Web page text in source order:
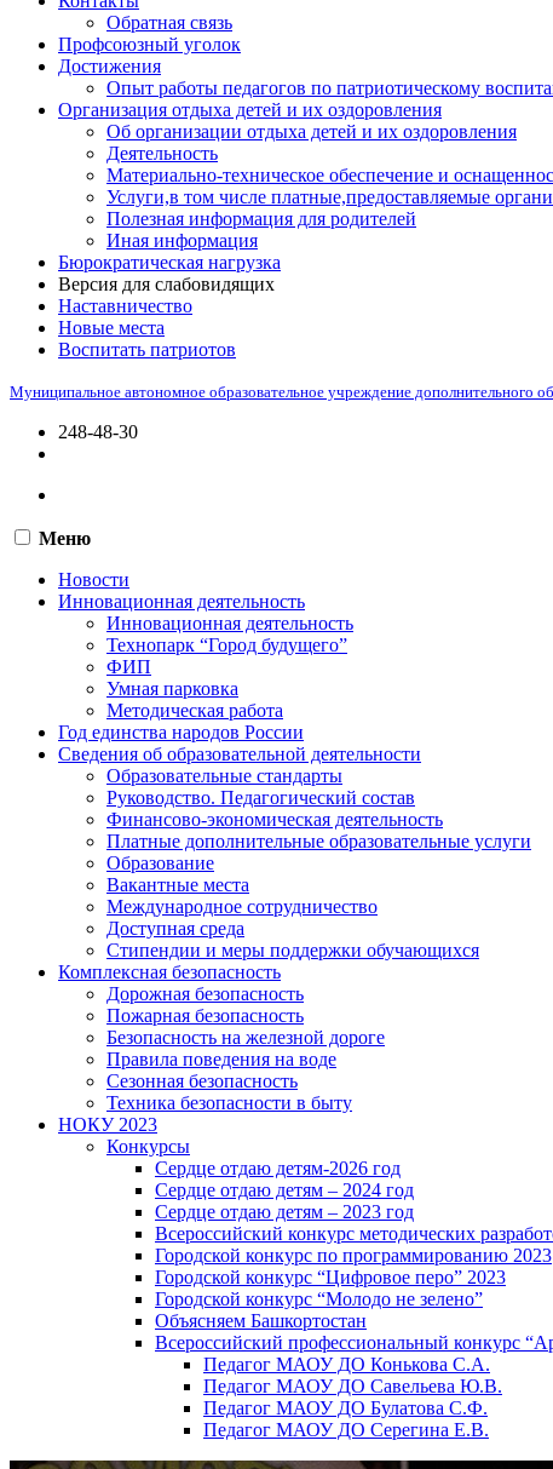
Обратная связь
Профсоюзный уголок
Достижения
Опыт работы педагогов по патриотическому
Организация отдыха детей и их оздоровления
Об организации отдыха детей и их оздоровления
Деятельность
Материально-техническое обеспечение и
Услуги,в том числе платные,предоставляемые
Полезная информация для родителей
Иная информация
Бюрократическая нагрузка
Версия для слабовидящих
Наставничество
Новые места
Воспитать патриотов
Муниципальное автономное образовательное учреждение дополнительного
248-48-30
Меню
Новости
Инновационная деятельность
Инновационная деятельность
Технопарк “Город будущего”
ФИП
Умная парковка
Методическая работа
Год единства народов России
Сведения об образовательной деятельности
Образовательные стандарты
Руководство. Педагогический состав
Финансово-экономическая деятельность
Платные дополнительные образовательные услуги
Образование
Вакантные места
Международное сотрудничество
Доступная среда
Стипендии и меры поддержки обучающихся
Комплексная безопасность
Дорожная безопасность
Пожарная безопасность
Безопасность на железной дороге
Правила поведения на воде
Сезонная безопасность
Техника безопасности в быту
НОКУ 2023
Конкурсы
Сердце отдаю детям-2026 год
Сердце отдаю детям – 2024 год
Сердце отдаю детям – 2023 год
Всероссийский конкурс методических
Городской конкурс по программированию 2023
Городской конкурс “Цифровое перо” 2023
Городской конкурс “Молодо не зелено”
Объясняем Башкортостан
Всероссийский профессиональный конкурс
Педагог МАОУ ДО Конькова С.А.
Педагог МАОУ ДО Савельева Ю.В.
Педагог МАОУ ДО Булатова С.Ф.
Педагог МАОУ ДО Серегина Е.В.